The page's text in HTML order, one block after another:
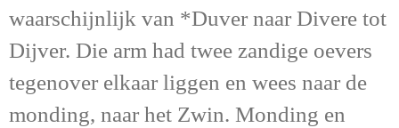
waarschijnlijk van *Duver naar Divere tot
Dijver. Die arm had twee zandige oevers
tegenover elkaar liggen en wees naar de
monding, naar het Zwin. Monding en